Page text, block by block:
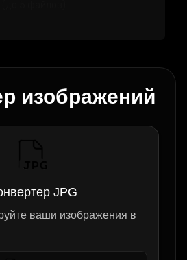
изображений
JPG
ваши изображения в